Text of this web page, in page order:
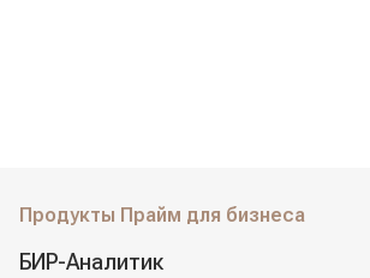
Продукты Прайм для бизнеса
БИР-Аналитик